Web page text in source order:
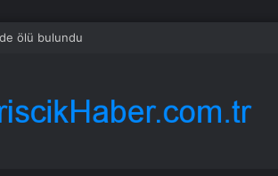
ölü bulundu